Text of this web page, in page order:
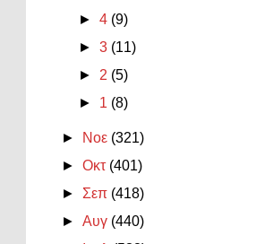
►4 (9)
►3 (11)
► 2 (5)
► 1 (8)
► Νοε (321)
►Οκτ (401)
► Σεπ (418)
►Αυγ (440)